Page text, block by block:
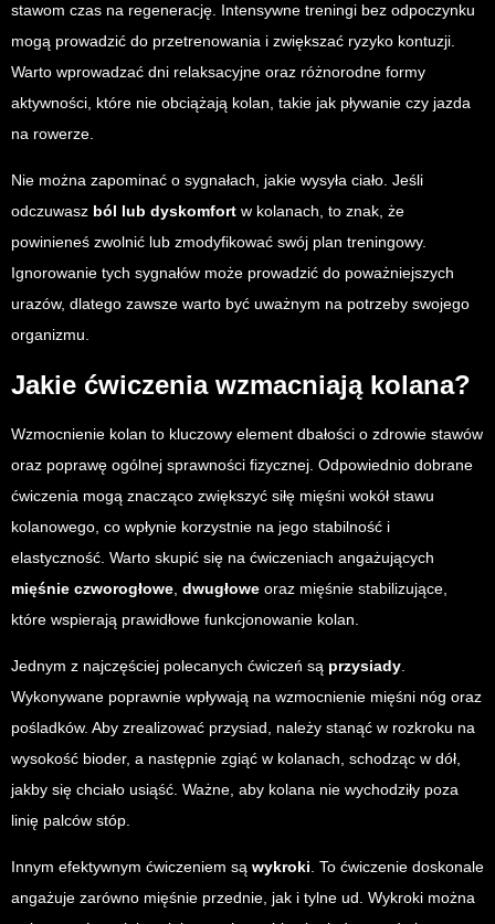
stawom czas na regenerację. Intensywne treningi bez odpoczynku
mogą prowadzić do przetrenowania i zwiększać ryzyko kontuzji.
Warto wprowadzać dni relaksacyjne oraz różnorodne formy
aktywności, które nie obciążają kolan, takie jak pływanie czy jazda
na rowerze.
Nie można zapominać o sygnałach, jakie wysyła ciało. Jeśli
odczuwasz ból lub dyskomfort w kolanach, to znak, że
powinieneś zwolnić lub zmodyfikować swój plan treningowy.
Ignorowanie tych sygnałów może prowadzić do poważniejszych
urazów, dlatego zawsze warto być uważnym na potrzeby swojego
organizmu.
Jakie ćwiczenia wzmacniają kolana?
Wzmocnienie kolan to kluczowy element dbałości o zdrowie stawów
oraz poprawę ogólnej sprawności fizycznej. Odpowiednio dobrane
ćwiczenia mogą znacząco zwiększyć siłę mięśni wokół stawu
kolanowego, co wpłynie korzystnie na jego stabilność i
elastyczność. Warto skupić się na ćwiczeniach angażujących
mięśnie czworogłowe, dwugłowe oraz mięśnie stabilizujące,
które wspierają prawidłowe funkcjonowanie kolan.
Jednym z najczęściej polecanych ćwiczeń są przysiady.
Wykonywane poprawnie wpływają na wzmocnienie mięśni nóg oraz
pośladków. Aby zrealizować przysiad, należy stanąć w rozkroku na
wysokość bioder, a następnie zgiąć w kolanach, schodząc w dół,
jakby się chciało usiąść. Ważne, aby kolana nie wychodziły poza
linię palców stóp.
Innym efektywnym ćwiczeniem są wykroki. To ćwiczenie doskonale
angażuje zarówno mięśnie przednie, jak i tylne ud. Wykroki można